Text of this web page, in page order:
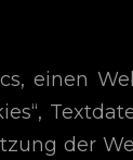
einen
der